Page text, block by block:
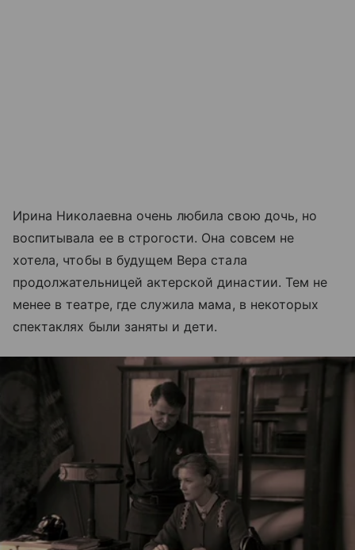
Ирина Николаевна очень любила свою дочь, но
воспитывала ее в строгости. Она совсем не
хотела, чтобы в будущем Вера стала
продолжательницей актерской династии. Тем не
менее в театре, где служила мама, в некоторых
спектаклях были заняты и дети.